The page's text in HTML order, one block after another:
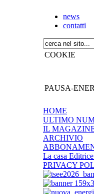
news
contatti
COOKIE
PAUSA-
HOME
ULTIMO
IL
ARCHIVIO
La casa
PRIVACY